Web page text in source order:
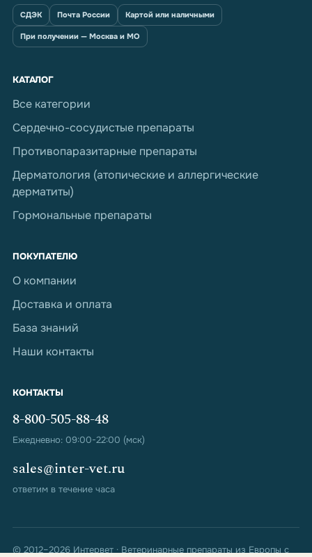
СДЭК Почта России Картой или наличными
При получении — Москва и МО
КАТАЛОГ
Все категории
Сердечно-сосудистые препараты
Противопаразитарные препараты
Дерматология (атопические и аллергические
дерматиты)
Гормональные препараты
ПОКУПАТЕЛЮ
О компании
Доставка и оплата
База знаний
Наши контакты
КОНТАКТЫ
8-800-505-88-48
Ежедневно: 09:00-22:00 (мск)
sales@inter-vet.ru
ответим в течение часа
© 2012–2026 Интервет · Ветеринарные препараты из Европы с